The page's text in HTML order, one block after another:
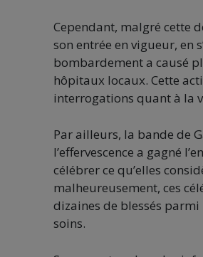
Cependant, malgré cette
son entrée en vigueur, en
bombardement a causé
hôpitaux locaux. Cette
interrogations quant à la
Par ailleurs, la bande de
l’effervescence a gagné
célébrer ce qu’elles
malheureusement, ces
dizaines de blessés
soins.